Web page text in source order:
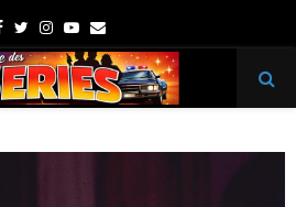
Facebook
TwitterInstagram
Youtube
Email